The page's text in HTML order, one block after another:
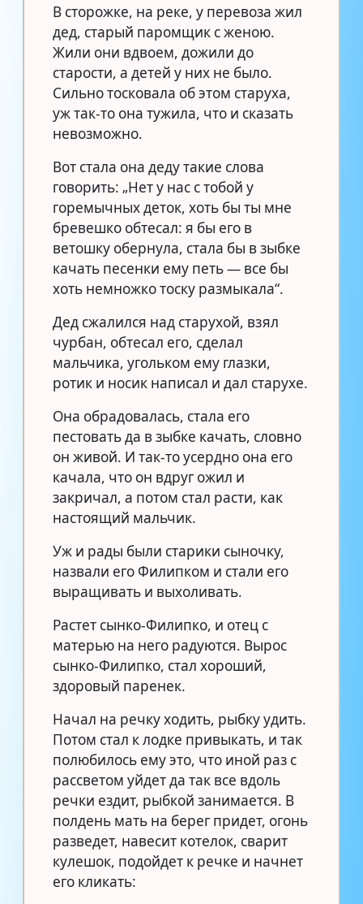
В сторожке, на реке, у перевоза жил
дед, старый паромщик с женою.
Жили они вдвоем, дожили до
старости, а детей у них не было.
Сильно тосковала об этом старуха,
уж так-то она тужила, что и сказать
невозможно.
Вот стала она деду такие слова
говорить: „Нет у нас с тобой у
горемычных деток, хоть бы ты мне
бревешко обтесал: я бы его в
ветошку обернула, стала бы в зыбке
качать песенки ему петь — все бы
хоть немножко тоску размыкала“.
Дед сжалился над старухой, взял
чурбан, обтесал его, сделал
мальчика, угольком ему глазки,
ротик и носик написал и дал старухе.
Она обрадовалась, стала его
пестовать да в зыбке качать, словно
он живой. И так-то усердно она его
качала, что он вдруг ожил и
закричал, а потом стал расти, как
настоящий мальчик.
Уж и рады были старики сыночку,
назвали его Филипком и стали его
выращивать и выхоливать.
Растет сынко-Филипко, и отец с
матерью на него радуются. Вырос
сынко-Филипко, стал хороший,
здоровый паренек.
Начал на речку ходить, рыбку удить.
Потом стал к лодке привыкать, и так
полюбилось ему это, что иной раз с
рассветом уйдет да так все вдоль
речки ездит, рыбкой занимается. В
полдень мать на берег придет, огонь
разведет, навесит котелок, сварит
кулешок, подойдет к речке и начнет
его кликать: